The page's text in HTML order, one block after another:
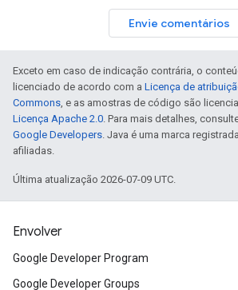
Envie comentários
Exceto em caso de indicação contrária, o
licenciado de acordo com a Licença de
Commons, e as amostras de código são
Licença Apache 2.0. Para mais detalhes,
Google Developers. Java é uma marca
afiliadas.
Última atualização 2026-07-09 UTC.
Envolver
Google Developer Program
Google Developer Groups